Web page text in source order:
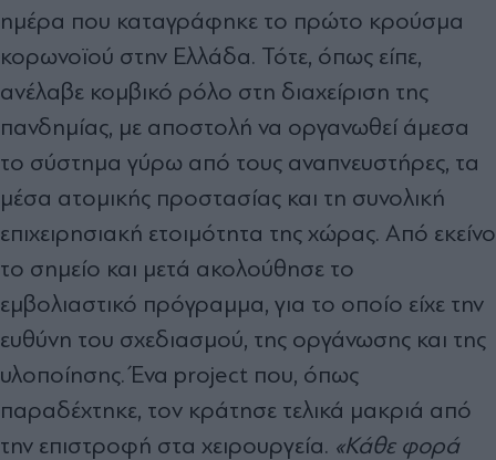
ημέρα που καταγράφηκε το πρώτο κρούσμα
κορωνοϊού στην Ελλάδα. Τότε, όπως είπε,
ανέλαβε κομβικό ρόλο στη διαχείριση της
πανδημίας, με αποστολή να οργανωθεί άμεσα
το σύστημα γύρω από τους αναπνευστήρες, τα
μέσα ατομικής προστασίας και τη συνολική
επιχειρησιακή ετοιμότητα της χώρας. Από εκείνο
το σημείο και μετά ακολούθησε το
εμβολιαστικό πρόγραμμα, για το οποίο είχε την
ευθύνη του σχεδιασμού, της οργάνωσης και της
υλοποίησης. Ένα project που, όπως
παραδέχτηκε, τον κράτησε τελικά μακριά από
την επιστροφή στα χειρουργεία. «Κάθε φορά